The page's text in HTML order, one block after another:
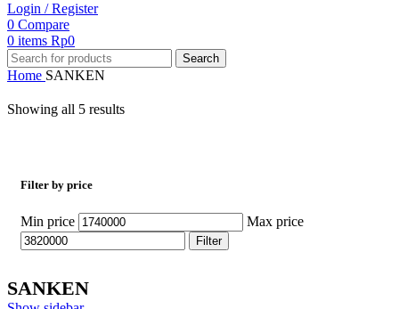
Login / Register
0 Compare
0 items Rp0
Search
Home SANKEN
Showing all 5 results
Filter by price
Min price Max price
Filter
SANKEN